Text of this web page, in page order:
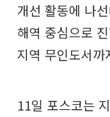
개선 활동에 나
해역 중심으로
지역 무인도서
11일 포스코는